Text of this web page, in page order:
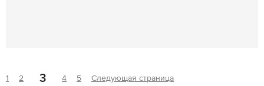
1 2 3 4 5 Следующая страница